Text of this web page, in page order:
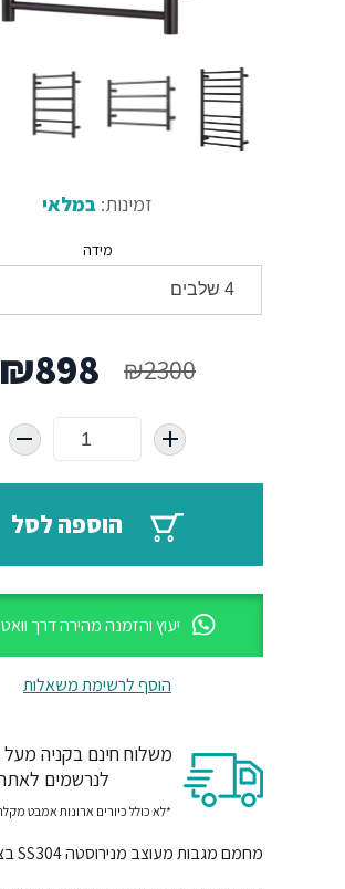
זמינות: במלאי
מידה
₪2300
המחיר
המקורי
היה:
₪2300.
₪898
הוספה לסל
יעוץ והזמנה מהירה דרך
הוסף לרשימת משאלות
משלוח חינם בקניה מעל 399 ש"ח
לנרשמים
*לא כולל כיורים ארונות אמבט
מחמם מגבות מעוצב מנירוסטה SS304 בצבע שחור